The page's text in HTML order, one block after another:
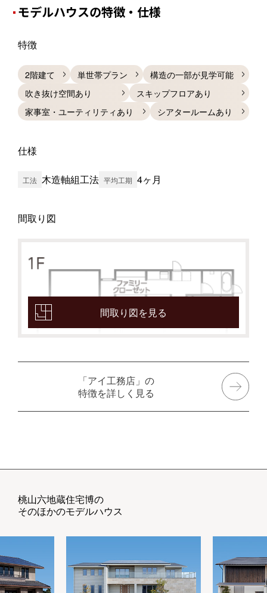
モデルハウスの特徴・仕様
特徴
2階建て 単世帯プラン
構造の一部が見学可能
吹き抜け空間あり
スキップフロアあり
家事室・ユーティリティあり
シアタールームあり
仕様
工法 木造軸組工法 平均工期 4ヶ月
間取り図
間取り図を見る
「アイ工務店」の
特徴を詳しく見る
桃山六地蔵住宅博の
そのほかのモデルハウス